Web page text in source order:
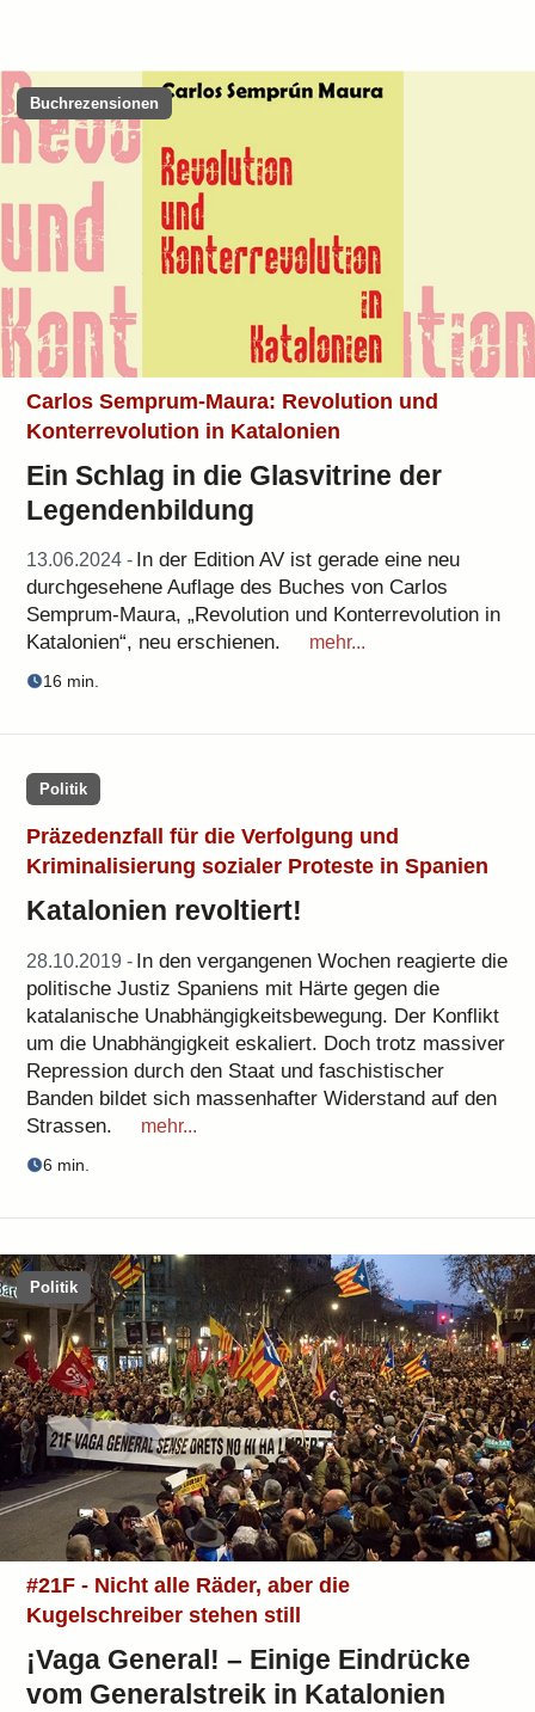
Buchrezensionen
Carlos Semprum-Maura: Revolution und
Konterrevolution in Katalonien
Ein Schlag in die Glasvitrine der
Legendenbildung
13.06.2024 - In der Edition AV ist gerade eine neu
durchgesehene Auflage des Buches von Carlos
Semprum-Maura, „Revolution und Konterrevolution in
Katalonien“, neu erschienen.
mehr...
16 min.
Politik
Präzedenzfall für die Verfolgung und
Kriminalisierung sozialer Proteste in Spanien
Katalonien revoltiert!
28.10.2019 - In den vergangenen Wochen reagierte die
politische Justiz Spaniens mit Härte gegen die
katalanische Unabhängigkeitsbewegung. Der Konflikt
um die Unabhängigkeit eskaliert. Doch trotz massiver
Repression durch den Staat und faschistischer
Banden bildet sich massenhafter Widerstand auf den
Strassen.
mehr...
6 min.
Politik
#21F - Nicht alle Räder, aber die
Kugelschreiber stehen still
¡Vaga General! – Einige Eindrücke
vom Generalstreik in Katalonien